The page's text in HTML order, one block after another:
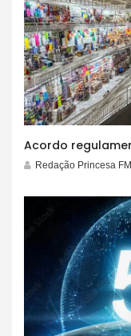
Redação Princesa FM